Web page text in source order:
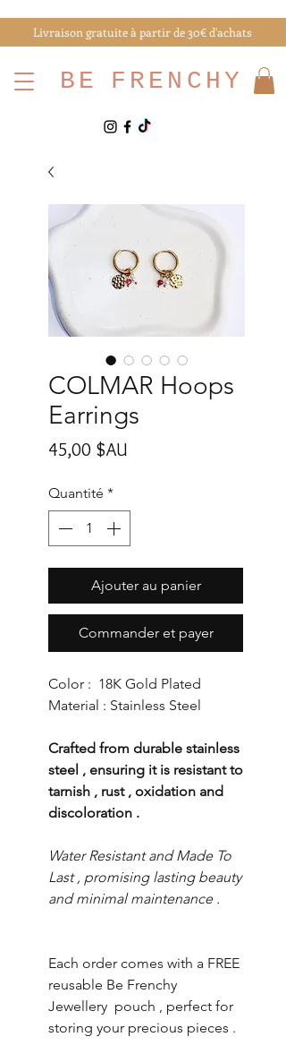
Livraison gratuite à partir de 30€ d'achats
BE FRENCHY
COLMAR Hoops
Earrings
45,00 $AU
Quantité *
Ajouter au panier
Commander et payer
Color : 18K Gold Plated
Material : Stainless Steel
Crafted from durable stainless
steel , ensuring it is resistant to
tarnish , rust , oxidation and
discoloration .
Water Resistant and Made To
Last , promising lasting beauty
and minimal maintenance .
Each order comes with a FREE
reusable Be Frenchy
Jewellery pouch , perfect for
storing your precious pieces .